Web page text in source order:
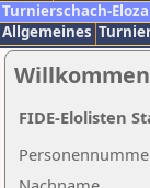
Turnierschach-
Allgemeines
FIDE-Elolisten